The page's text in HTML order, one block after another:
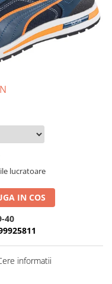
lucratoare
IN COS
40
informatii